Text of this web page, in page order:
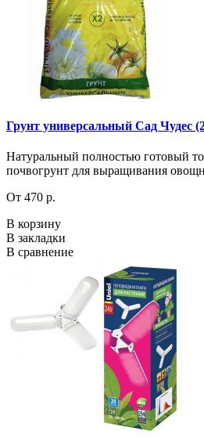
Грунт универсальный Сад Чудес
Натуральный полностью готовый
почвогрунт для выращивания
От 470 р.
В корзину
В закладки
В сравнение